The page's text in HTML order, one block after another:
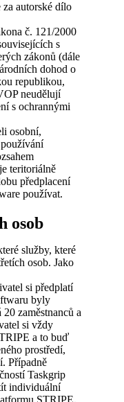
autorské dílo
č. 121/2000
s
zákonů (dále
dohod o
republikou,
neudělují
s ochrannými
osobní,
teritoriálně
předplacení
používat.
osob
služby, které
osob. Jako
si předplatí
byly
zaměstnanců a
si vždy
a to buď
prostředí,
Případně
Taskgrip
individuální
STRIPE.